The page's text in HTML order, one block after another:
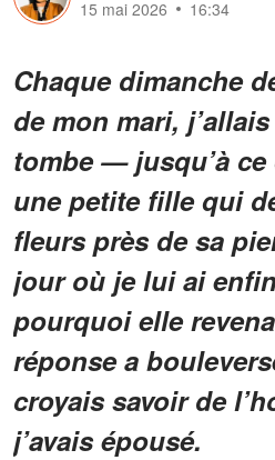
15 mai 2026
16:34
Chaque dimanche
de mon mari,
tombe — jusqu’à
une petite fille qui
fleurs près de sa
jour où je lui ai
pourquoi elle
réponse a
croyais savoir de
j’avais épousé.